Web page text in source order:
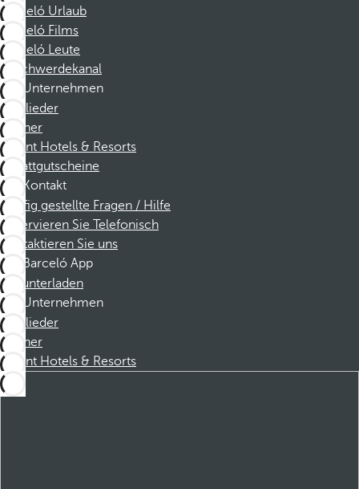
Barceló Urlaub
Barceló Films
Barceló Leute
Beschwerdekanal
Unternehmen
Mitglieder
Partner
Dorint Hotels & Resorts
Rabattgutscheine
Kontakt
Häufig gestellte Fragen / Hilfe
Reservieren Sie Telefonisch
Kontaktieren Sie uns
Barceló App
Herunterladen
Unternehmen
Mitglieder
Partner
Dorint Hotels & Resorts